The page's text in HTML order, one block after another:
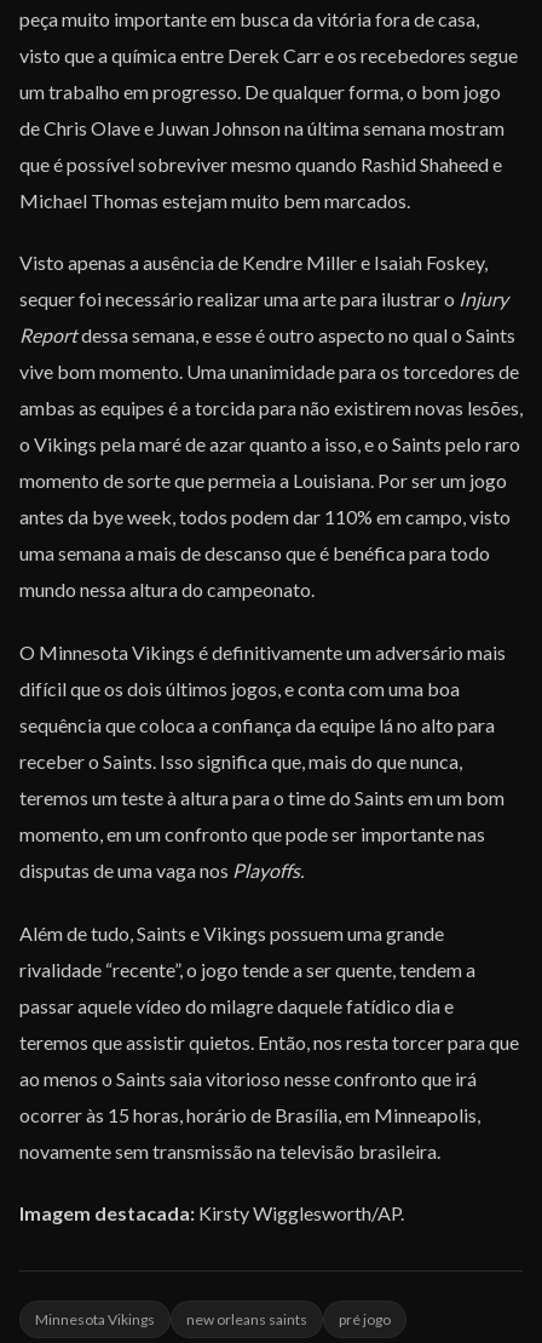
peça muito importante em busca da vitória fora de casa,
visto que a química entre Derek Carr e os recebedores segue
um trabalho em progresso. De qualquer forma, o bom jogo
de Chris Olave e Juwan Johnson na última semana mostram
que é possível sobreviver mesmo quando Rashid Shaheed e
Michael Thomas estejam muito bem marcados.
Visto apenas a ausência de Kendre Miller e Isaiah Foskey,
sequer foi necessário realizar uma arte para ilustrar o Injury
Reportdessa semana, e esse é outro aspecto no qual o Saints
vive bom momento. Uma unanimidade para os torcedores de
ambas as equipes é a torcida para não existirem novas lesões,
o Vikings pela maré de azar quanto a isso, e o Saints pelo raro
momento de sorte que permeia a Louisiana. Por ser um jogo
antes da bye week, todos podem dar 110% em campo, visto
uma semana a mais de descanso que é benéfica para todo
mundo nessa altura do campeonato.
O Minnesota Vikings é definitivamente um adversário mais
difícil que os dois últimos jogos, e conta com uma boa
sequência que coloca a confiança da equipe lá no alto para
receber o Saints. Isso significa que, mais do que nunca,
teremos um teste à altura para o time do Saints em um bom
momento, em um confronto que pode ser importante nas
disputas de uma vaga nos Playoffs.
Além de tudo, Saints e Vikings possuem uma grande
rivalidade “recente”, o jogo tende a ser quente, tendem a
passar aquele vídeo do milagre daquele fatídico dia e
teremos que assistir quietos. Então, nos resta torcer para que
ao menos o Saints saia vitorioso nesse confronto que irá
ocorrer às 15 horas, horário de Brasília, em Minneapolis,
novamente sem transmissão na televisão brasileira.
Imagem destacada: Kirsty Wigglesworth/AP.
Minnesota Vikings new orleans saints pré jogo